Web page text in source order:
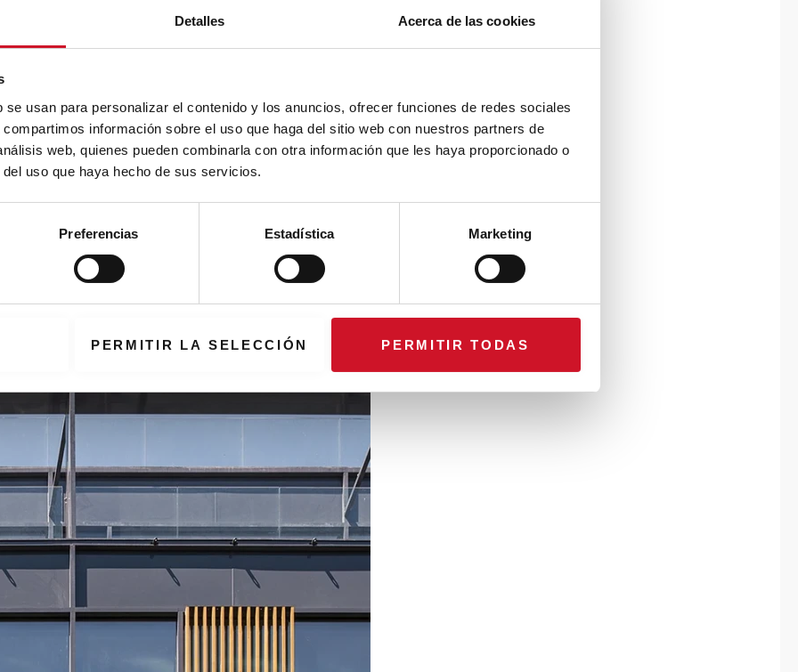
Detalles Acerca de las cookies
usan para personalizar el contenido y los anuncios, ofrecer funciones de redes sociales
información sobre el uso que haga del sitio web con nuestros partners de
web, quienes pueden combinarla con otra información que les haya proporcionado o
uso que haya hecho de sus servicios.
Preferencias Estadística Marketing
PERMITIR LA SELECCIÓN PERMITIR TODAS
techniques, tels que la lumière du soleil et la protection
chaleureuse et contemporaine de la façade
urbain », explique Fenwick Iribarren. Avec une section de 50
dans des cadres en aluminium extrudé, l’ensemble
change avec la lumière du jour et transforme la perception du